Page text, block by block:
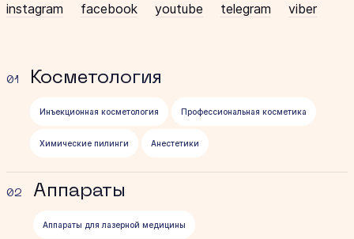
instagram facebook youtube telegram viber
01 Косметология
Инъекционная косметология Профессиональная косметика
Химические пилинги Анестетики
02 Аппараты
Аппараты для лазерной медицины